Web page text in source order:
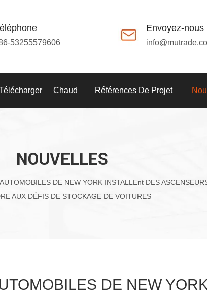
53255579606
Envoyez-nous
Chaud Références De Projet
NOUVELLES
DE NEW YORK INSTALLEnt DES
AUX DÉFIS DE STOCKAGE DE VOITURES
DE NEW